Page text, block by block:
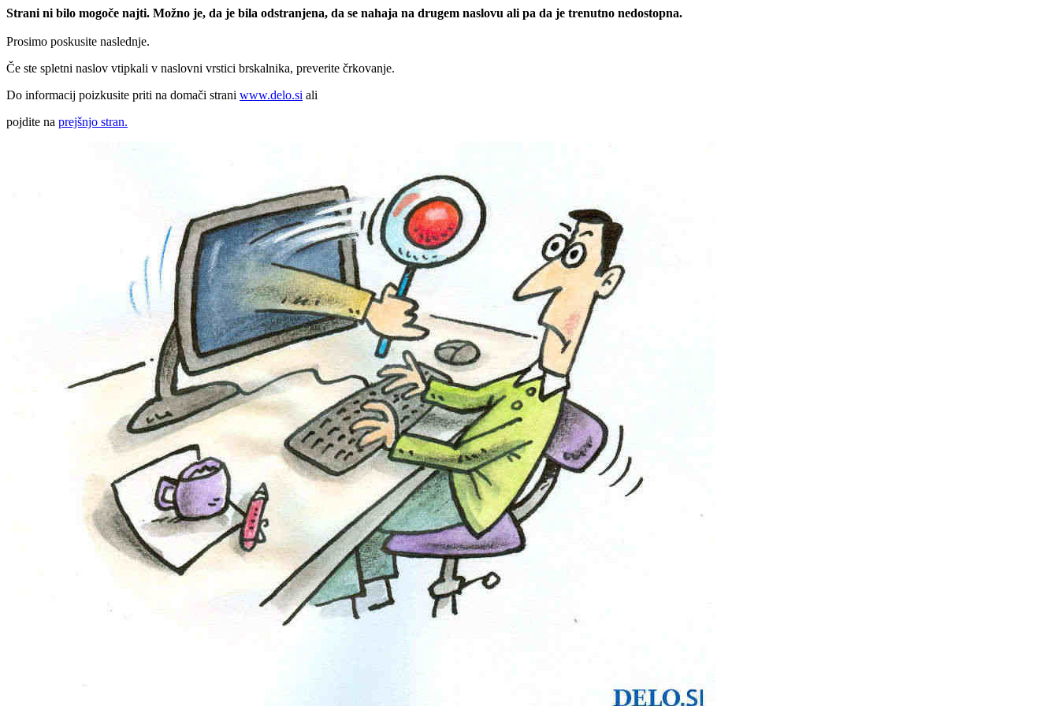
Strani ni bilo mogoče najti. Možno je, da je bila odstranjena, da se nahaja na drugem naslovu ali pa da je trenutno nedostopna.
Prosimo poskusite naslednje.
Če ste spletni naslov vtipkali v naslovni vrstici brskalnika, preverite črkovanje.
Do informacij poizkusite priti na domači strani www.delo.si ali
pojdite na prejšnjo stran.